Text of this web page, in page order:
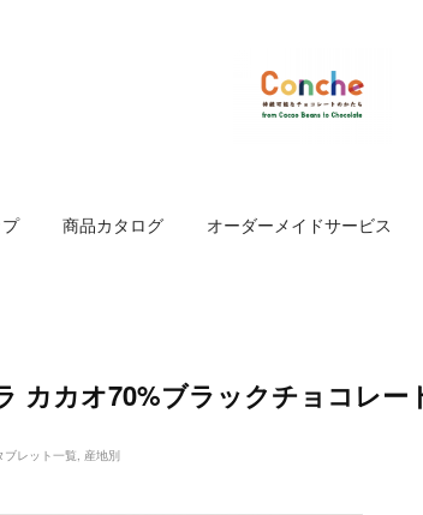
商品カタログ オーダーメイドサービス
カカオ70%ブラックチョコレー
ブレット一覧 産地別